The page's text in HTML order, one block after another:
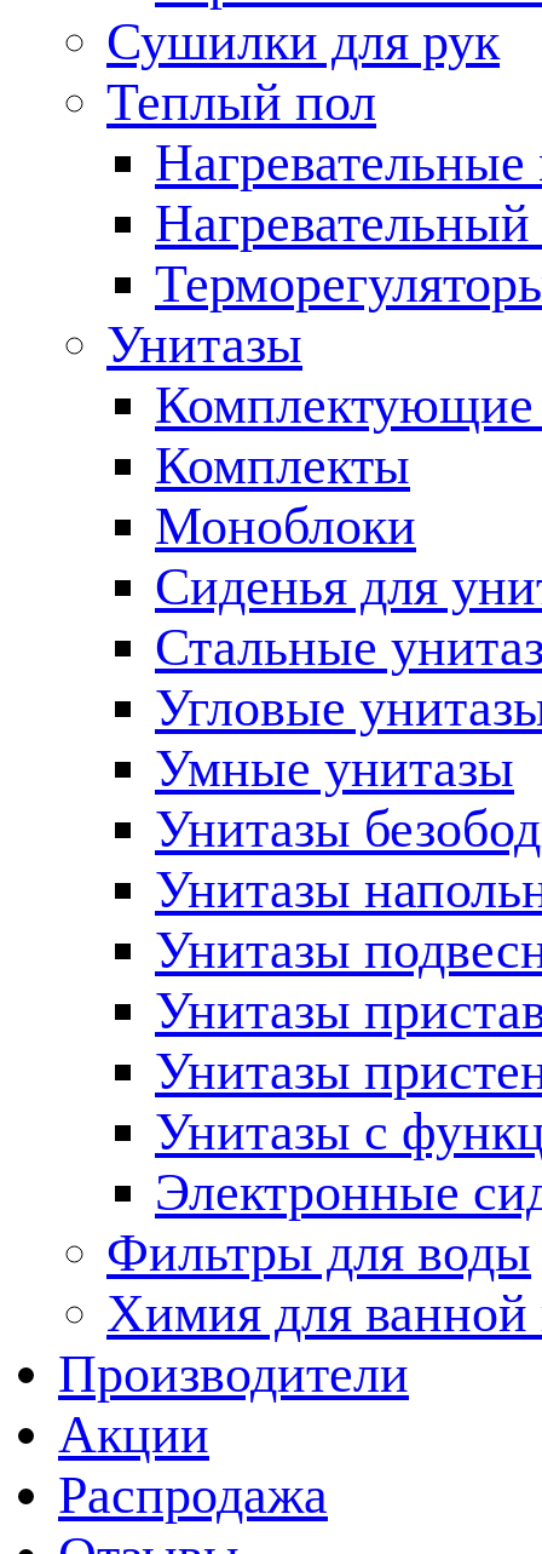
Сушилки для рук
Теплый пол
Нагревательный
Унитазы
Комплектующие
Комплекты
Моноблоки
Сиденья для
Стальные
Угловые
Умные унитазы
Унитазы
Унитазы
Унитазы
Унитазы
Унитазы
Унитазы с
Электронные
Фильтры для воды
Химия для ванной
Производители
Акции
Распродажа